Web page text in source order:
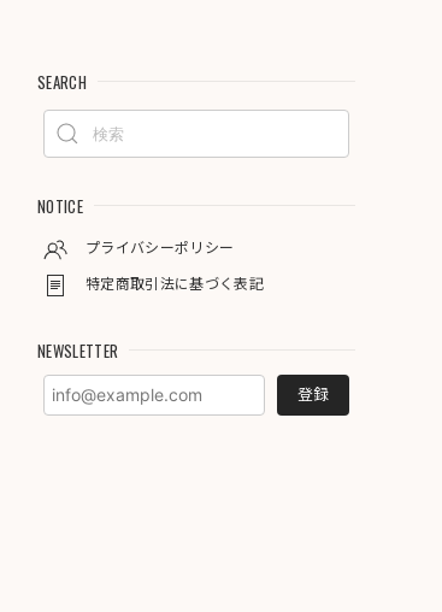
SEARCH
NOTICE
プライバシーポリシー
特定商取引法に基づく表記
NEWSLETTER
登録